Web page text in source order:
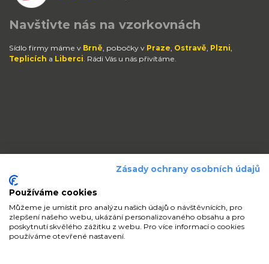
Navštivte nás na vzorkovnách
Sídlo firmy máme v Brně, pobočky v Praze, Ostravě, Plzni,
Teplicích a Liberci. Rádi Vás u nás přivítáme.
Zůstaňte s námi v kontaktu
volejte
Zásady ochrany osobních údajů
Používáme cookies
Můžeme je umístit pro analýzu našich údajů o návštěvnících, pro
zlepšení našeho webu, ukázání personalizovaného obsahu a pro
poskytnutí skvělého zážitku z webu. Pro více informací o cookies
používáme otevřené nastavení.